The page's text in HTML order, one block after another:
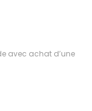
avec achat d’une